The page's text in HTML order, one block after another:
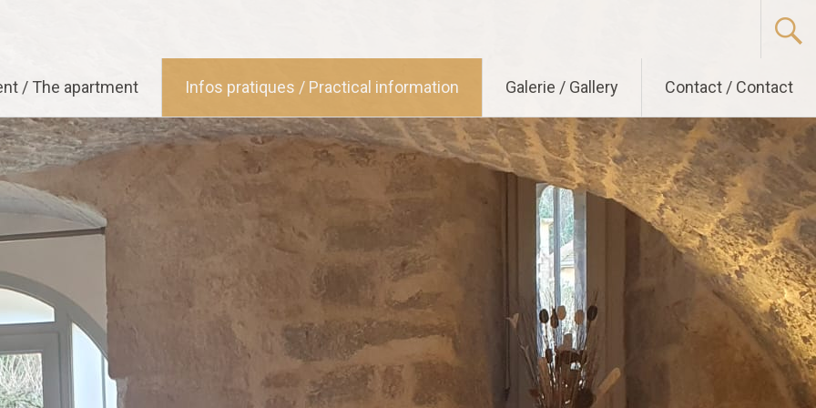
/ The apartment Infos pratiques / Practical information Galerie / Gallery Contact / Contact